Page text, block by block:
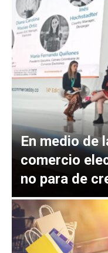
En medio de
comercio
no para de